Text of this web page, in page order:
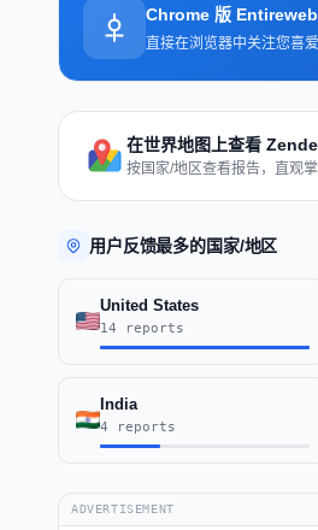
Chrome 版
直接在浏览器中关注您喜
在世界地图上查看
按国家/地区查看报告，直观
用户反馈最多的国家/地区
United States
14 reports
India
4 reports
ADVERTISEMENT